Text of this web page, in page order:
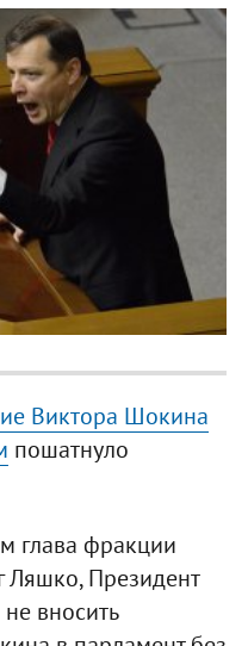
Виктора Шокина
пошатнуло
глава фракции
Ляшко, Президент
вносить